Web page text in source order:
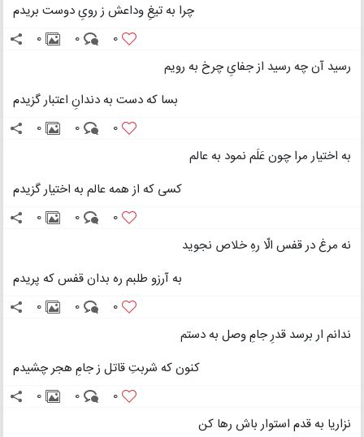
چرا به تیغِ وداعش ز رویِ دوست بریدم
0
0
0
رسید آن چه رسید از جفایِ چرخ به رویم
بسا که دست به دندانِ اعتبار گزیدم
0
0
0
به اختیار مرا چون عَلَم نمود به عالم
کسی که از همه عالم به اختیار گزیدم
0
0
0
نه مرغ در قفس الّا رهِ خلاص نجوید
به آرزو طلبم ره بدان قفس که پریدم
0
0
0
ندانم ار برسد قدرِ جامِ وصل به دستم
کنون که شربتِ قاتل ز جامِ هجر چشیدم
0
0
0
نزاریا به قدم استوار باش رها کن